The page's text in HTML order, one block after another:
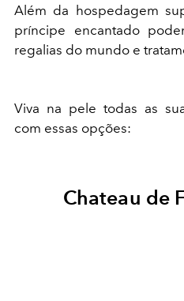
Além da hospedagem
príncipe encantado
regalias do mundo e
Viva na pele todas as
com essas opções:
Chateau de